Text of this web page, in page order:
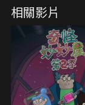
相關影片